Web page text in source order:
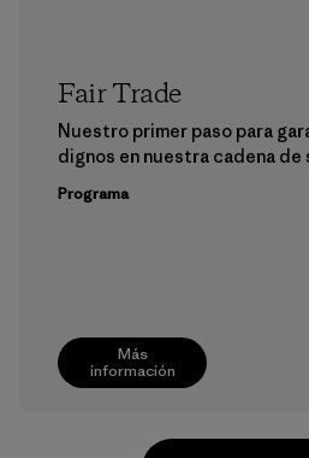
Más
información
Fair Trade
Nuestro primer paso para
dignos en nuestra cadena de
Programa